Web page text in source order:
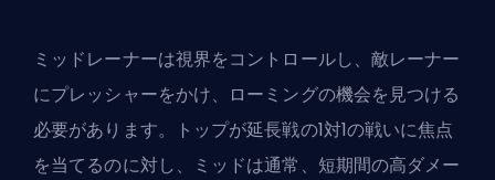
ミッドレーナーは視界をコントロールし、敵レーナー
にプレッシャーをかけ、ローミングの機会を見つける
必要があります。トップが延長戦の1対1の戦いに焦点
を当てるのに対し、ミッドは通常、短期間の高ダメー